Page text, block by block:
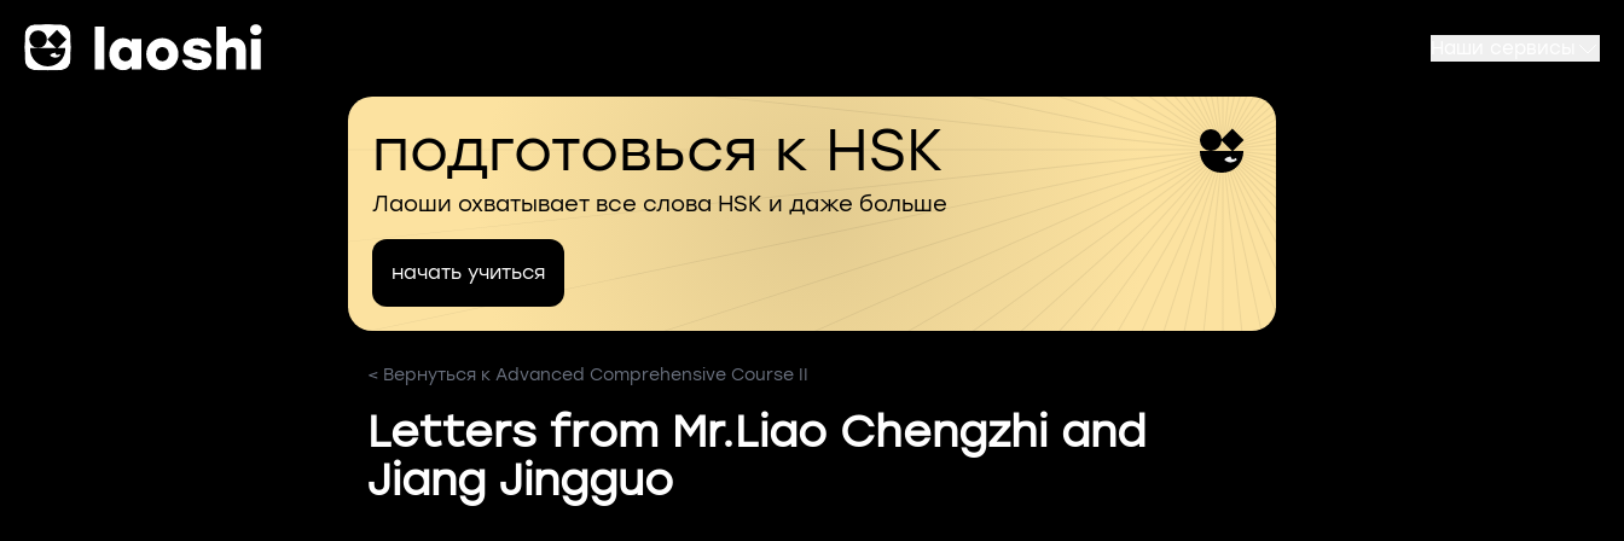
подготовься к HSK
Лаоши охватывает все слова HSK и даже больше
начать учиться
< Вернуться к Advanced Comprehensive Course II
Letters from Mr.Liao Chengzhi and
Jiang Jingguo